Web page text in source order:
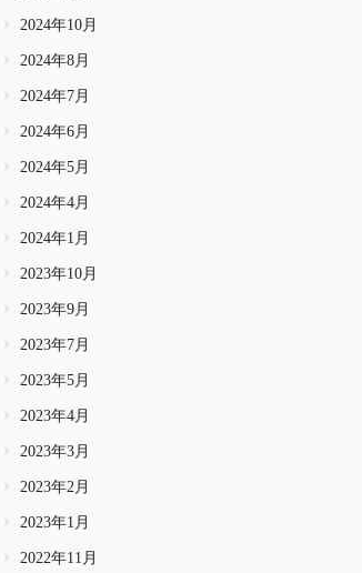
2024年10月
2024年8月
2024年7月
2024年6月
2024年5月
2024年4月
2024年1月
2023年10月
2023年9月
2023年7月
2023年5月
2023年4月
2023年3月
2023年2月
2023年1月
2022年11月